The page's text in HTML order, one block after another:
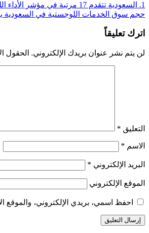
1. السعودية تتقدم 17 مرتبة في مؤشر الأداء اللوجستي العالمي
حجم سوق الخدمات اللوجستية في السعودية يصل إلى 132.6
اترك تعليقاً
لن يتم نشر عنوان بريدك الإلكتروني. الحقول
التعليق *
الاسم *
البريد الإلكتروني *
الموقع الإلكتروني
احفظ اسمي، بريدي الإلكتروني، والموقع